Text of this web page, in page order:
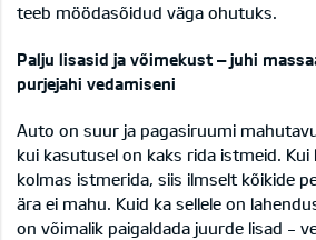
teeb möödasõidud väga ohutuks.
Palju lisasid ja võimekust – juhi
purjejahi vedamiseni
Auto on suur ja pagasiruumi
kui kasutusel on kaks rida istmeid. Kui
kolmas istmerida, siis ilmselt kõikide
ära ei mahu. Kuid ka sellele on
on võimalik paigaldada juurde lisad -